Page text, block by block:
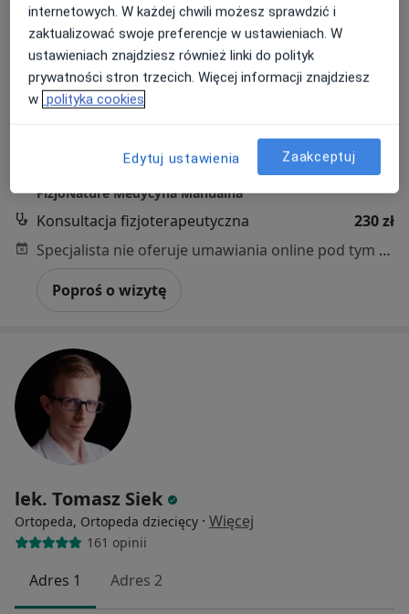
Bezpieczne płatności
mgr Kamil Grygoruk
Osteopata, Fizjoterapeuta·Więcej
13 opinii
Sebastiana Klonowica 45/2, Szczecin•Mapa
FizjoNature Medycyna Manualna
Konsultacja fizjoterapeutyczna
230 zł
Specjalista nie oferuje umawiania online pod tym adresem.
Poproś o wizytę
lek. Tomasz Siek
Ortopeda, Ortopeda dziecięcy · Więcej
161 opinii
Adres 1 Adres 2
internetowych. W każdej chwili możesz sprawdzić i
zaktualizować swoje preferencje w ustawieniach. W
ustawieniach znajdziesz również linki do polityk
prywatności stron trzecich. Więcej informacji znajdziesz
w polityka cookies
Edytuj ustawienia Zaakceptuj